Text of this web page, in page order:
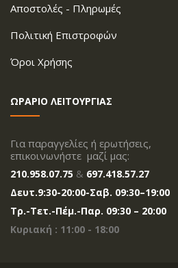
Aποστολές - Πληρωμές
Πολιτική Επιστροφών
Όροι Xρήσης
ΩΡΑΡΙΟ ΛΕΙΤΟΥΡΓΙΑΣ
Για παραγγελίες ή ερωτήσεις,
επικοινωνήστε μαζί μας:
210.958.07.75 & 697.418.57.27
Δευτ.9:30-20:00-Σαβ. 09:30–19:00
Tρ.-Τετ.-Πέμ.-Παρ. 09:30 – 20:00
Κυριακή : 11:00 - 18:00